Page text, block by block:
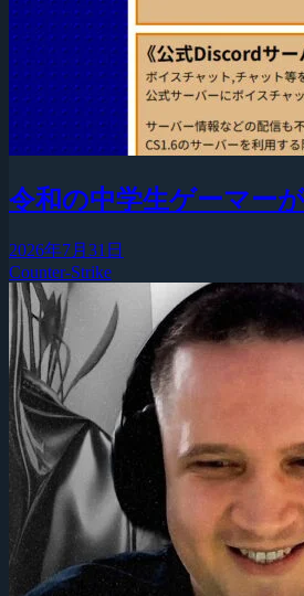
令和の中学生ゲーマー
2026年7月31日
Counter-Strike